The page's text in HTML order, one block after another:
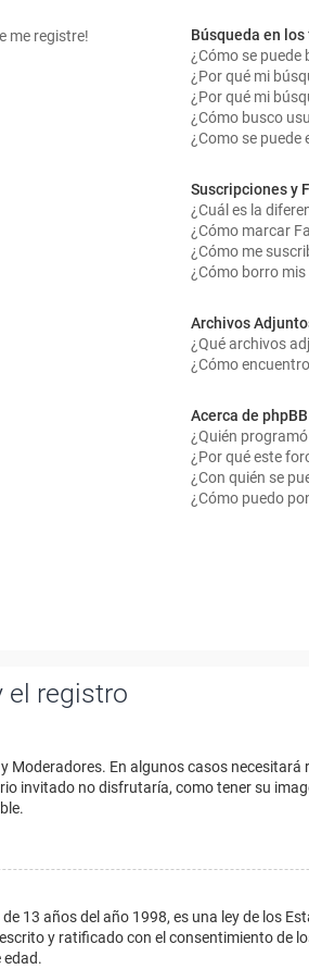
me registre!
Búsqueda en los
¿Cómo se
¿Por qué mi
¿Por qué mi
¿Cómo busco
¿Como se
Suscripciones y
¿Cuál es la
¿Cómo marcar
¿Cómo me
¿Cómo borro
Archivos
¿Qué archivos
¿Cómo
Acerca de phpBB
¿Quién
¿Por qué este
¿Con quién se
¿Cómo puedo
el registro
Moderadores. En algunos casos
invitado no disfrutaría, como tener su
13 años del año 1998, es una ley de los
y ratificado con el consentimiento de
edad.